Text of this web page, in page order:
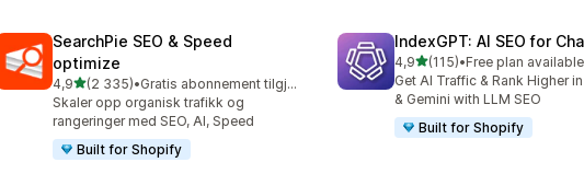
SearchPie SEO & Speed
optimize
4,9av 5 stjerner
(2 335)
Totalt 2335 omtaler
•
Gratis abonnement tilgjengelig
Skaler opp organisk trafikk og
rangeringer med SEO, AI, Speed
Built for Shopify
IndexGPT: AI SEO for
4,9av 5 stjerner
(115)
Totalt 115 omtaler
•Free plan available
Get AI Traffic & Rank Higher
& Gemini with LLM SEO
Built for Shopify